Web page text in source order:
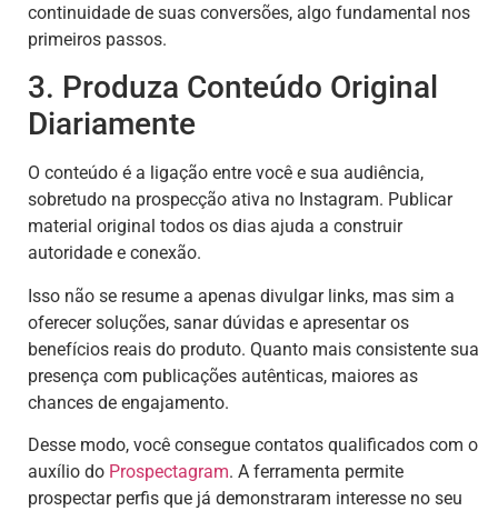
continuidade de suas conversões, algo fundamental nos
primeiros passos.
3. Produza Conteúdo Original
Diariamente
O conteúdo é a ligação entre você e sua audiência,
sobretudo na prospecção ativa no Instagram. Publicar
material original todos os dias ajuda a construir
autoridade e conexão.
Isso não se resume a apenas divulgar links, mas sim a
oferecer soluções, sanar dúvidas e apresentar os
benefícios reais do produto. Quanto mais consistente sua
presença com publicações autênticas, maiores as
chances de engajamento.
Desse modo, você consegue contatos qualificados com o
auxílio do Prospectagram. A ferramenta permite
prospectar perfis que já demonstraram interesse no seu